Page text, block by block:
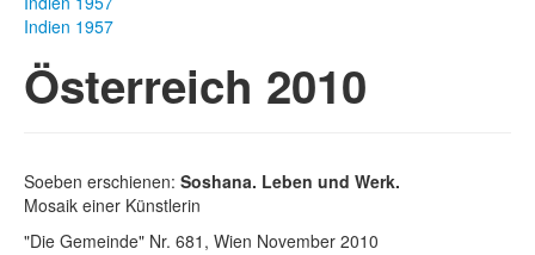
Indien 1957
Österreich 2010
Soeben erschienen: Soshana. Leben und Werk.
Mosaik einer Künstlerin
"Die Gemeinde" Nr. 681, Wien November 2010